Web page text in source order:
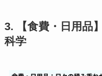
3. 【食費・日用品
科学